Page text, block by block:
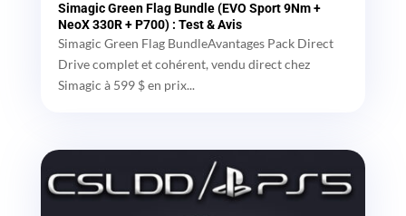
Simagic Green Flag Bundle (EVO Sport 9Nm +
NeoX 330R + P700) : Test & Avis
Simagic Green Flag BundleAvantages Pack Direct
Drive complet et cohérent, vendu direct chez
Simagic à 599 $ en prix...